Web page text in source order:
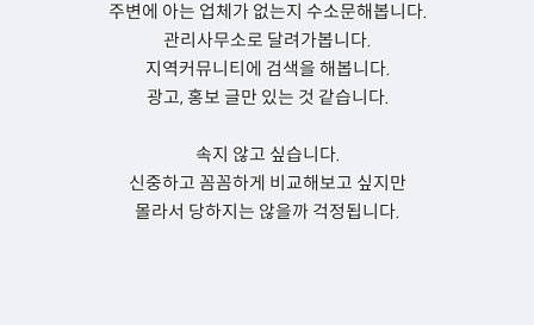
주변에 아는 업체가 없는지 수소문해봅니다.
관리사무소로 달려가봅니다.
지역커뮤니티에 검색을 해봅니다.
광고, 홍보 글만 있는 것 같습니다.
속지 않고 싶습니다.
신중하고 꼼꼼하게 비교해보고 싶지만
몰라서 당하지는 않을까 걱정됩니다.